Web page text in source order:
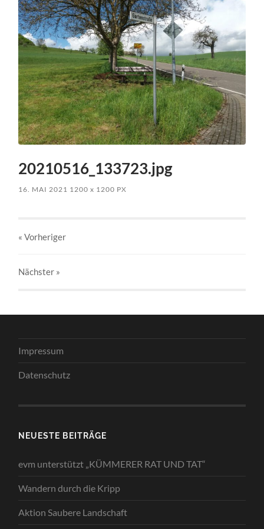
20210516_133723.jpg
16. MAI 2021 1200x 1200 PX
« Vorheriger
Nächster »
Impressum
Datenschutz
NEUESTE BEITRÄGE
evm unterstützt „KÜMMERER RAT UND TAT“
Wandern durch die Kripp
Aktion Saubere Landschaft